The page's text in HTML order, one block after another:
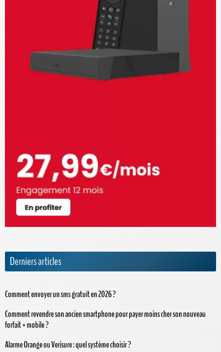
Derniers articles
Comment envoyer un sms gratuit en 2026 ?
Comment revendre son ancien smartphone pour payer moins cher son nouveau
forfait + mobile ?
Alarme Orange ou Verisure : quel système choisir ?